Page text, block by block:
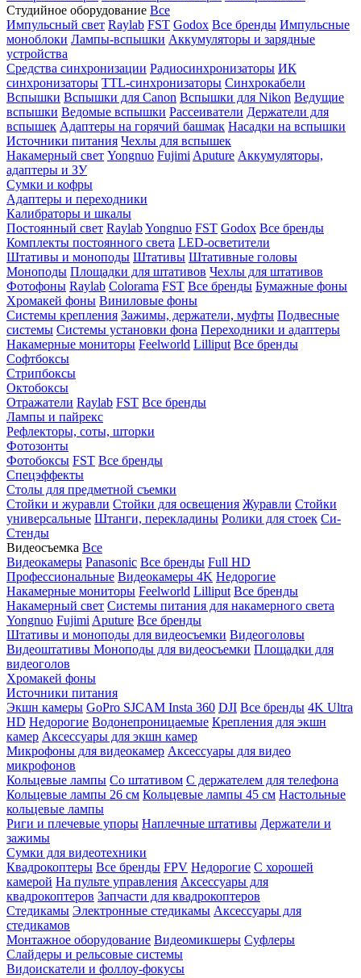
Студийное оборудование Все
Импульсный свет Raylab FST Godox Все бренды Импульсные
моноблоки Лампы-вспышки Аккумуляторы и зарядные
устройства
Средства синхронизации Радиосинхронизаторы ИК
синхронизаторы TTL-синхронизаторы Синхрокабели
Вспышки Вспышки для Canon Вспышки для Nikon Ведущие
вспышки Ведомые вспышки Рассеиватели Держатели для
вспышек Адаптеры на горячий башмак Насадки на вспышки
Источники питания Чехлы для вспышек
Накамерный свет Yongnuo Fujimi Aputure Аккумуляторы,
адаптеры и ЗУ
Сумки и кофры
Адаптеры и переходники
Калибраторы и шкалы
Постоянный свет RaylabYongnuo FST Godox Все бренды
Комплекты постоянного света LED-осветители
Штативы и моноподы Штативы Штативные головы
Моноподы Площадки для штативов Чехлы для штативов
Фотофоны Raylab Colorama FST Все бренды Бумажные фоны
Хромакей фоны Виниловые фоны
Системы крепления Зажимы, держатели, муфты Подвесные
системы Системы установки фона Переходники и адаптеры
Накамерные мониторы Feelworld Lilliput Все бренды
Софтбоксы
Стрипбоксы
Октобоксы
Отражатели Raylab FST Все бренды
Лампы и пайрекс
Рефлекторы, соты, шторки
Фотозонты
Фотобоксы FST Все бренды
Спецэффекты
Столы для предметной съемки
Стойки и журавли Стойки для освещения Журавли Стойки
универсальные Штанги, перекладины Ролики для стоек Си-
Стенды
Видеосъемка Все
Видеокамеры Panasonic Все бренды Full HD
Профессиональные Видеокамеры 4K Недорогие
Накамерные мониторы Feelworld Lilliput Все бренды
Накамерный свет Системы питания для накамерного света
Yongnuo Fujimi Aputure Все бренды
Штативы и моноподы для видеосъемки Видеоголовы
Видеоштативы Моноподы для видеосъемки Площадки для
видеоголов
Хромакей фоны
Источники питания
Экшн камеры GoPro SJCAM Insta 360 DJI Все бренды 4K Ultra
HD Недорогие Водонепроницаемые Крепления для экшн
камер Аксессуары для экшн камер
Микрофоны для видеокамер Аксессуары для видео
микрофонов
Кольцевые лампы Со штативом C держателем для телефона
Кольцевые лампы 26 см Кольцевые лампы 45 см Настольные
кольцевые лампы
Риги и плечевые упоры Наплечные штативы Держатели и
зажимы
Сумки для видеотехники
Квадрокоптеры Все бренды FPV Недорогие С хорошей
камерой На пульте управления Аксессуары для
квадрокоптеров Запчасти для квадрокоптеров
Стедикамы Электронные стедикамы Аксессуары для
стедикамов
Монтажное оборудование Видеомикшеры Суфлеры
Слайдеры и рельсовые системы
Видоискатели и фоллоу-фокусы